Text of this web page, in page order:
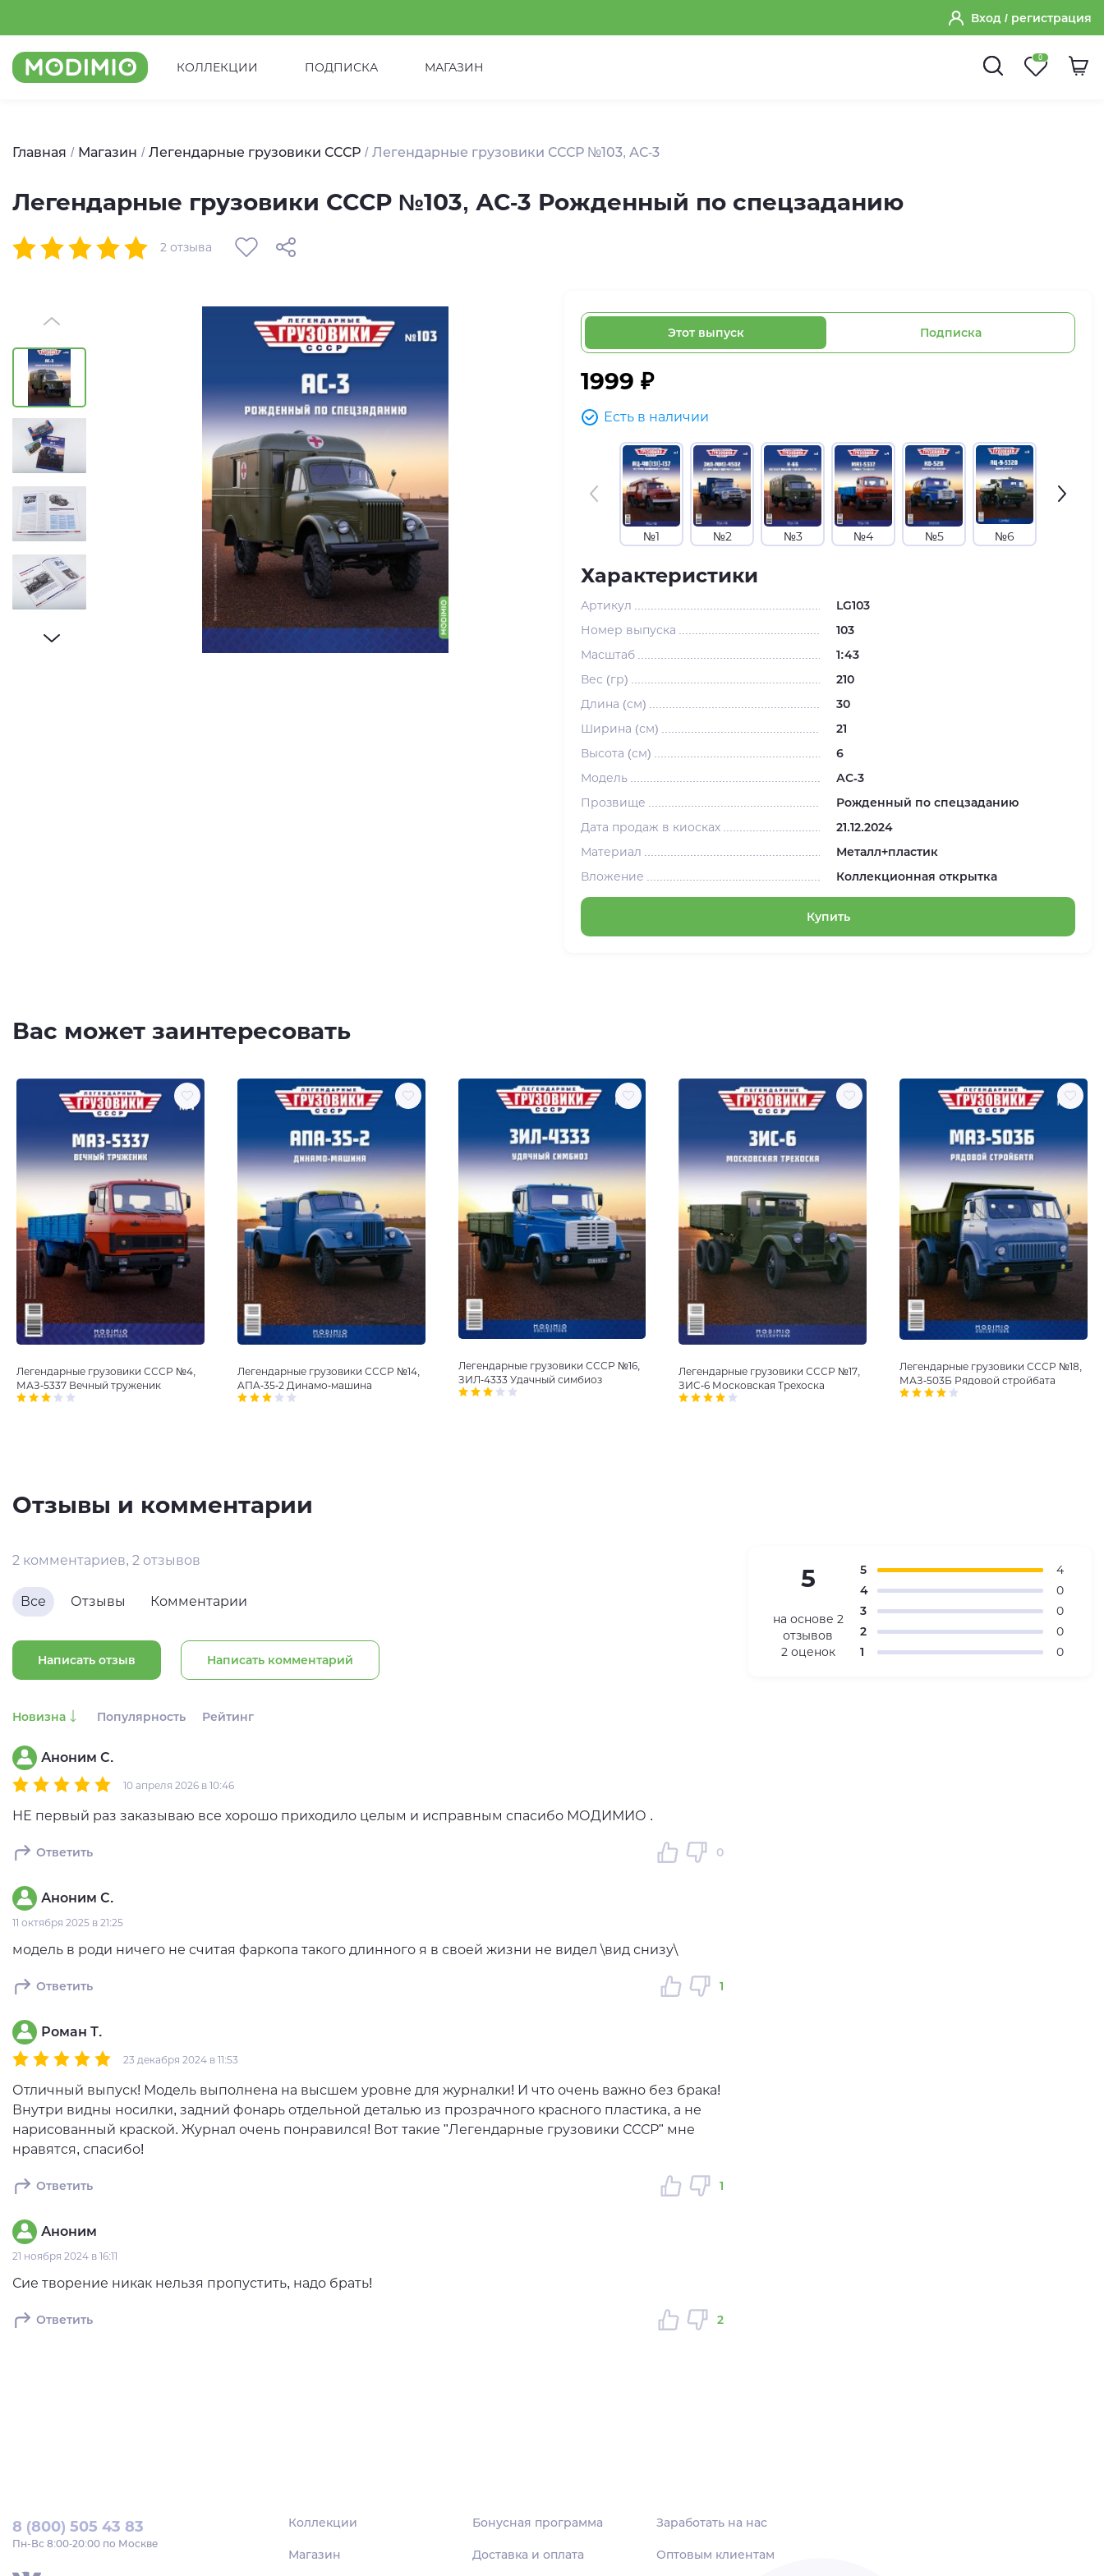
Вход / регистрация
КОЛЛЕКЦИИ ПОДПИСКА МАГАЗИН
0
Главная Магазин Легендарные грузовики СССР Легендарные грузовики СССР №103, АС-3
Легендарные грузовики СССР №103, АС-3 Рожденный по спецзаданию
2 отзыва
Этот выпуск Подписка
1999 ₽
Есть в наличии
№1 №2 №3 №4 №5 №6
Характеристики
Артикул
LG103
Номер выпуска
103
Масштаб
1:43
Вес (гр)
210
Длина (см)
30
Ширина (см)
21
Высота (см)
6
Модель
АС-3
Прозвище
Рожденный по спецзаданию
Дата продаж в киосках
21.12.2024
Материал
Металл+пластик
Вложение
Коллекционная открытка
Купить
Вас может заинтересовать
Легендарные грузовики СССР №4,
МАЗ-5337 Вечный труженик
Легендарные грузовики СССР №14,
AПA-35-2 Динамо-машина
Легендарные грузовики СССР №16,
ЗИЛ-4333 Удачный симбиоз
Легендарные грузовики СССР №17,
ЗИС-6 Московская Трехоска
Легендарные грузовики СССР №18,
МАЗ-503Б Рядовой стройбата
Отзывы и комментарии
2 комментариев, 2 отзывов
Все Отзывы Комментарии
Написать отзыв Написать комментарий
Новизна Популярность Рейтинг
Аноним С.
10 апреля 2026 в 10:46
НЕ первый раз заказываю все хорошо приходило целым и исправным спасибо МОДИМИО .
Ответить 0
Аноним С.
11 октября 2025 в 21:25
модель в роди ничего не считая фаркопа такого длинного я в своей жизни не видел \вид снизу\
Ответить 1
Роман Т.
23 декабря 2024 в 11:53
Отличный выпуск! Модель выполнена на высшем уровне для журналки! И что очень важно без брака!
Внутри видны носилки, задний фонарь отдельной деталью из прозрачного красного пластика, а не
нарисованный краской. Журнал очень понравился! Вот такие "Легендарные грузовики СССР" мне
нравятся, спасибо!
Ответить 1
Аноним
21 ноября 2024 в 16:11
Сие творение никак нельзя пропустить, надо брать!
Ответить 2
5
на основе 2
отзывов
2 оценок
5
4
4
0
3
0
2
0
1
0
8 (800) 505 43 83
Пн‑Вс 8:00-20:00 по Москве
Коллекции
Магазин
Бонусная программа
Доставка и оплата
Заработать на нас
Оптовым клиентам